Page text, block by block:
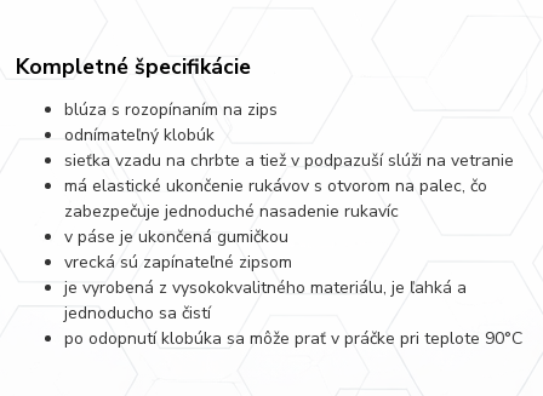
Kompletné špecifikácie
blúza s rozopínaním na zips
odnímateľný klobúk
sieťka vzadu na chrbte a tiež v podpazuší slúži na vetranie
má elastické ukončenie rukávov s otvorom na palec, čo
zabezpečuje jednoduché nasadenie rukavíc
v páse je ukončená gumičkou
vrecká sú zapínateľné zipsom
je vyrobená z vysokokvalitného materiálu, je ľahká a
jednoducho sa čistí
po odopnutí klobúka sa môže prať v práčke pri teplote 90°C